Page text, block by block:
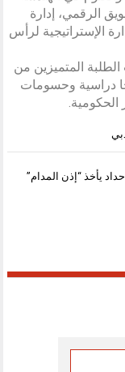
الرقمي، إدارة
الإستراتيجية لرأس
المتميزين من
دراسية وحسومات
يأخذ “إذن المدام”